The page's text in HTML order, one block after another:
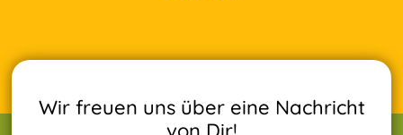
Wir freuen uns über eine Nachricht